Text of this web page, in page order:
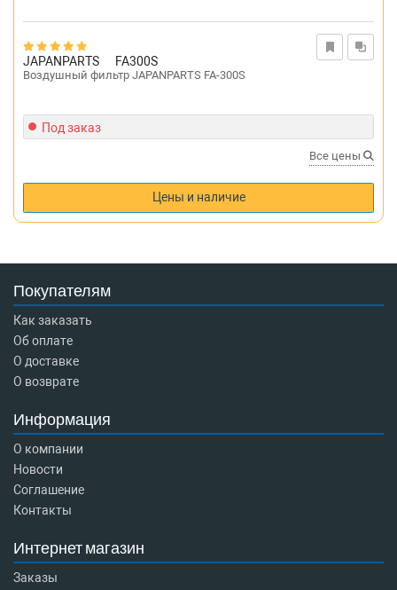
JAPANPARTS FA300S
Воздушный фильтр JAPANPARTS FA-300S
Под заказ
Все цены
Цены и наличие
Покупателям
Как заказать
Об оплате
О доставке
О возврате
Информация
О компании
Новости
Соглашение
Контакты
Интернет магазин
Заказы